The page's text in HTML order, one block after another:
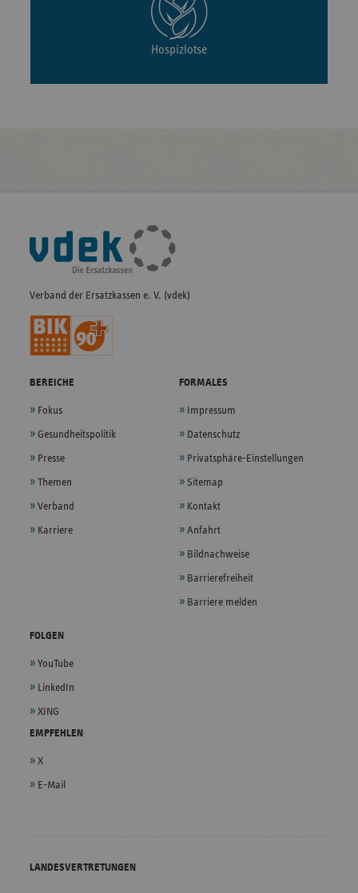
Hospizlotse
Fußleisten-
Navigation
Verband der Ersatzkassen e. V. (vdek)
BEREICHE
Fokus
Gesundheitspolitik
Presse
Themen
Verband
Karriere
FORMALES
Impressum
Datenschutz
Privatsphäre-Einstellungen
Sitemap
Kontakt
Anfahrt
Bildnachweise
Barrierefreiheit
Barriere melden
FOLGEN
YouTube
LinkedIn
XING
EMPFEHLEN
X
E-Mail
LANDESVERTRETUNGEN